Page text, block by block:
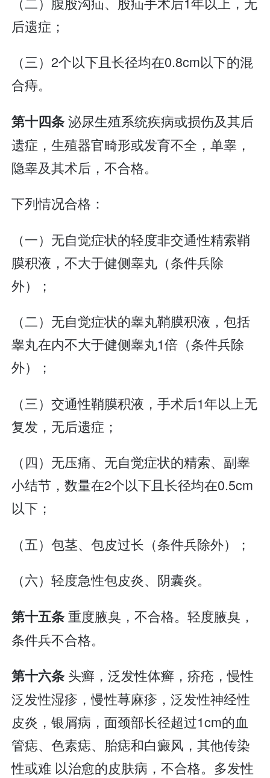
后遗症；
（三）2个以下且长径均在0.8cm以下的混
合痔。
第十四条泌尿生殖系统疾病或损伤及其后
遗症，生殖器官畸形或发育不全，单睾，
隐睾及其术后，不合格。
下列情况合格：
（一）无自觉症状的轻度非交通性精索鞘
膜积液，不大于健侧睾丸（条件兵除
外）；
（二）无自觉症状的睾丸鞘膜积液，包括
睾丸在内不大于健侧睾丸1倍（条件兵除
外）；
（三）交通性鞘膜积液，手术后1年以上无
复发，无后遗症；
（四）无压痛、无自觉症状的精索、副睾
小结节，数量在2个以下且长径均在0.5cm
以下；
（五）包茎、包皮过长（条件兵除外）；
（六）轻度急性包皮炎、阴囊炎。
第十五条重度腋臭，不合格。轻度腋臭，
条件兵不合格。
第十六条 头癣，泛发性体癣，疥疮，慢性
泛发性湿疹，慢性荨麻疹，泛发性神经性
皮炎，银屑病，面颈部长径超过1cm的血
管痣、色素痣、胎痣和白癜风，其他传染
性或难 以治愈的皮肤病，不合格。多发性